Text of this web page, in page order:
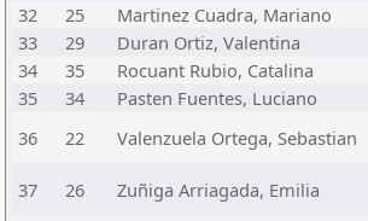
32
25 Martinez Cuadra, Mariano
33
29 Duran Ortiz, Valentina
34
35 Rocuant Rubio, Catalina
35
34 Pasten Fuentes, Luciano
36
22 Valenzuela Ortega, Sebastian
37
26 Zuñiga Arriagada, Emilia